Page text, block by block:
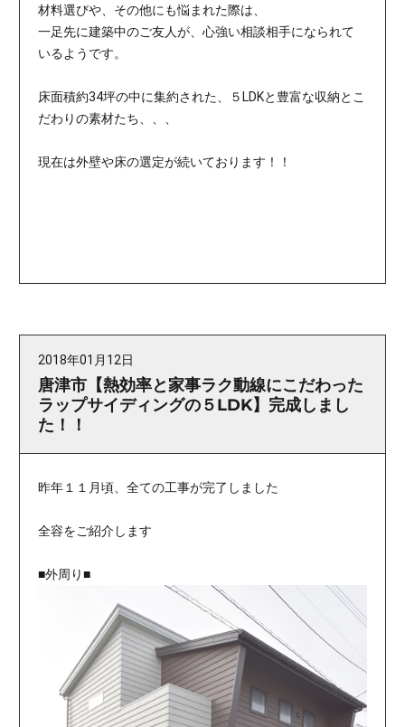
材料選びや、その他にも悩まれた際は、
一足先に建築中のご友人が、心強い相談相手になられて
いるようです。
床面積約34坪の中に集約された、５LDKと豊富な収納とこ
だわりの素材たち、、、
現在は外壁や床の選定が続いております！！
2018年01月12日
唐津市【熱効率と家事ラク動線にこだわった
ラップサイディングの５LDK】完成しまし
た！！
昨年１１月頃、全ての工事が完了しました
全容をご紹介します
■外周り■